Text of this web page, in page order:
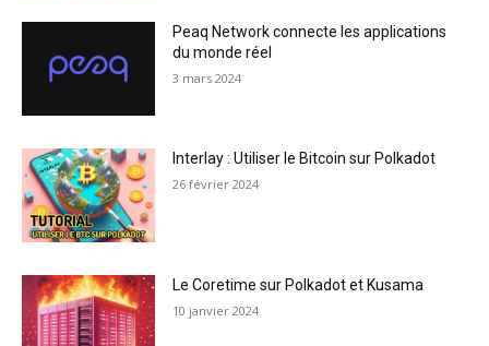
Peaq Network connecte les applications
du monde réel
3 mars 2024
Interlay : Utiliser le Bitcoin sur Polkadot
26 février 2024
Le Coretime sur Polkadot et Kusama
10 janvier 2024